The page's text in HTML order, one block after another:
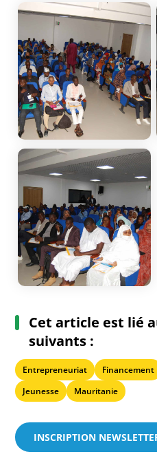
Cet article est lié
suivants :
Entrepreneuriat Financement
Jeunesse
Mauritanie
INSCRIPTION